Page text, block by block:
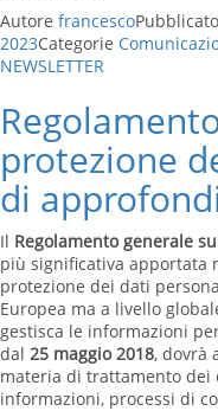
Autore francesco
2023Categorie
NEWSLETTER
protezione
di
Il Regolamento generale
più significativa
protezione dei dati
Europea ma a livello
gestisca le informazioni
dal 25 maggio 2018, dovrà
materia di trattamento dei
informazioni, processi di